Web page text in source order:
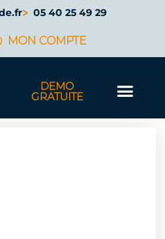
05 40 25 49 29
MON COMPTE
DEMO
GRATUITE